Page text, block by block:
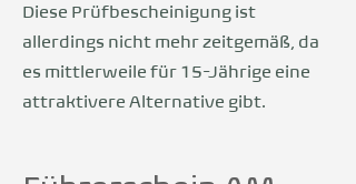
Diese Prüfbescheinigung ist
allerdings nicht mehr zeitgemäß, da
es mittlerweile für 15-Jährige eine
attraktivere Alternative gibt.